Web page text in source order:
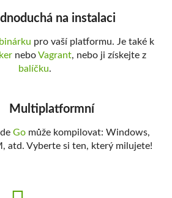
na instalaci
pro vaší platformu. Je také k
neboVagrant, nebo ji získejte z
balíčku.
Multiplatformní
Go může kompilovat: Windows,
atd. Vyberte si ten, který milujete!